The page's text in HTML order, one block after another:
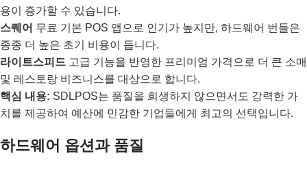
용이 증가할 수 있습니다.
스퀘어 무료 기본 POS 앱으로 인기가 높지만, 하드웨어 번들은
종종 더 높은 초기 비용이 듭니다.
라이트스피드 고급 기능을 반영한 프리미엄 가격으로 더 큰 소매
및 레스토랑 비즈니스를 대상으로 합니다.
핵심 내용: SDLPOS는 품질을 희생하지 않으면서도 강력한 가
치를 제공하여 예산에 민감한 기업들에게 최고의 선택입니다.
하드웨어 옵션과 품질